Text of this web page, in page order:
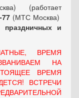
(работает
77 (МТС Москва)
и
ВРЕМЯ
НА
ВРЕМЯ
ВСТРЕЧИ